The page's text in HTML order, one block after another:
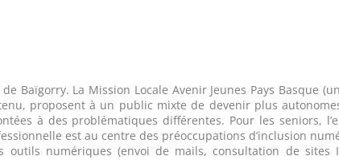
Baïgorry. La Mission Locale Avenir Jeunes Pays Basque
proposent à un public mixte de devenir plus
à des problématiques différentes. Pour les seniors,
est au centre des préoccupations d’inclusion
numériques (envoi de mails, consultation de